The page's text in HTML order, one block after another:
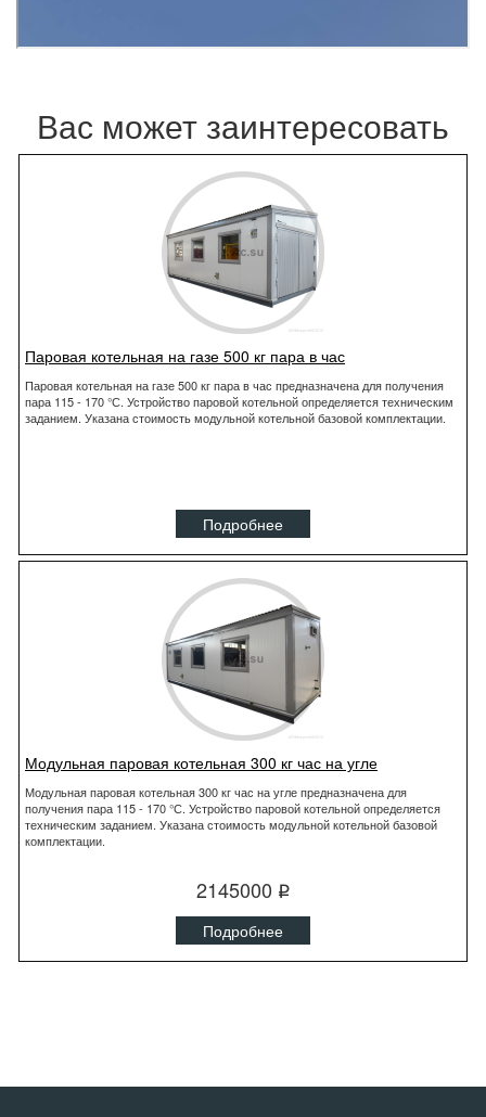
Вас может заинтересовать
Паровая котельная на газе 500 кг пара в час
Паровая котельная на газе 500 кг пара в час предназначена для получения
пара 115 - 170 °С. Устройство паровой котельной определяется техническим
заданием. Указана стоимость модульной котельной базовой комплектации.
Подробнее
Модульная паровая котельная 300 кг час на угле
Модульная паровая котельная 300 кг час на угле предназначена для
получения пара 115 - 170 °С. Устройство паровой котельной определяется
техническим заданием. Указана стоимость модульной котельной базовой
комплектации.
2145000 q
Подробнее